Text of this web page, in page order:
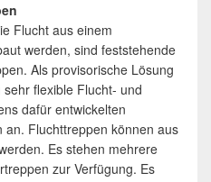
Flucht aus einem
werden, sind feststehende
Als provisorische Lösung
flexible Flucht- und
dafür entwickelten
Fluchttreppen können aus
Es stehen mehrere
zur Verfügung. Es